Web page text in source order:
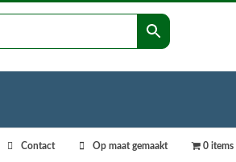
Contact Op maat gemaakt 0 items